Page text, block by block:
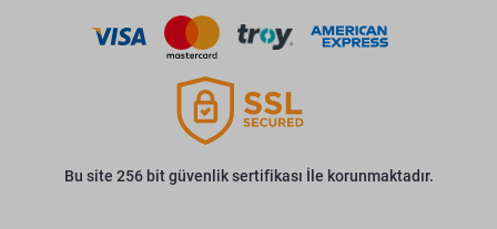
Bu site 256 bit güvenlik sertifikası İle korunmaktadır.